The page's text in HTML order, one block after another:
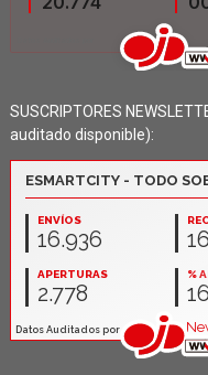
SUSCRIPTORES
auditado disponible):